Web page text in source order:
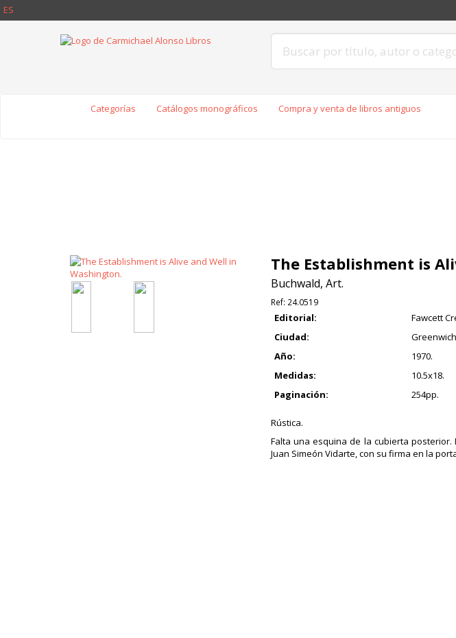
ES
Categorías Catálogos monográficos Compra y venta de libros antiguos
The Establishment is
Buchwald, Art.
Ref: 24.0519
Editorial:
Fawcett
Ciudad:
Año:
1970.
Medidas:
10.5x18.
Paginación:
254pp.
Rústica.
Falta una esquina de la cubierta
Juan Simeón Vidarte, con su firma en la